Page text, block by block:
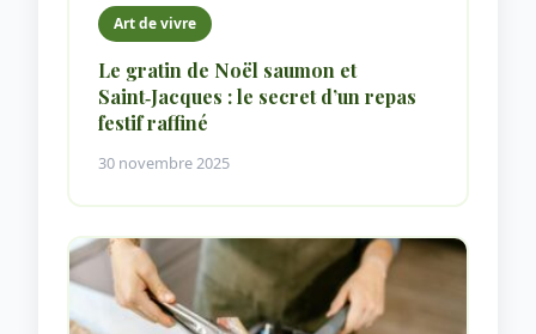
Art de vivre
Le gratin de Noël saumon et
Saint‑Jacques : le secret d’un repas
festif raffiné
30 novembre 2025